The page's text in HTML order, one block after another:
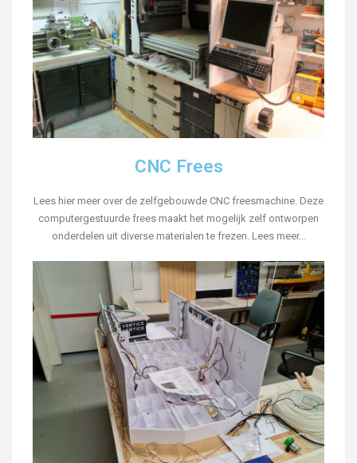
CNC Frees
Lees hier meer over de zelfgebouwde CNC freesmachine. Deze
computergestuurde frees maakt het mogelijk zelf ontworpen
onderdelen uit diverse materialen te frezen. Lees meer...